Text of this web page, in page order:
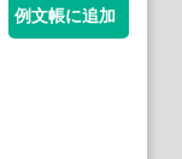
例文帳に追加